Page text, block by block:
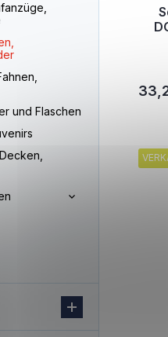
und Flaschen